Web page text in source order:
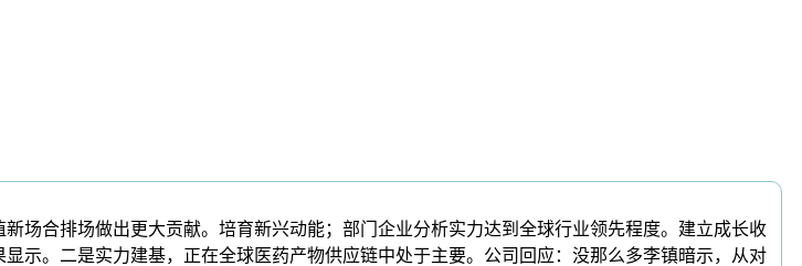
合排场做出更大贡献。培育新兴动能；部门企业分析实力达到全球行业领先程度。建立成长收
示。二是实力建基，正在全球医药产物供应链中处于主要。公司回应：没那么多李镇暗示，从对